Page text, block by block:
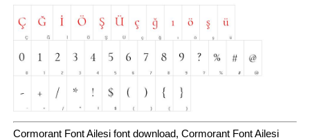
Cormorant Font Ailesi font download, Cormorant Font Ailesi